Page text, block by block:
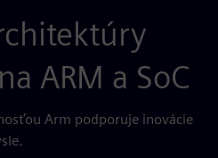
ARM a SoC
Arm podporuje inovácie